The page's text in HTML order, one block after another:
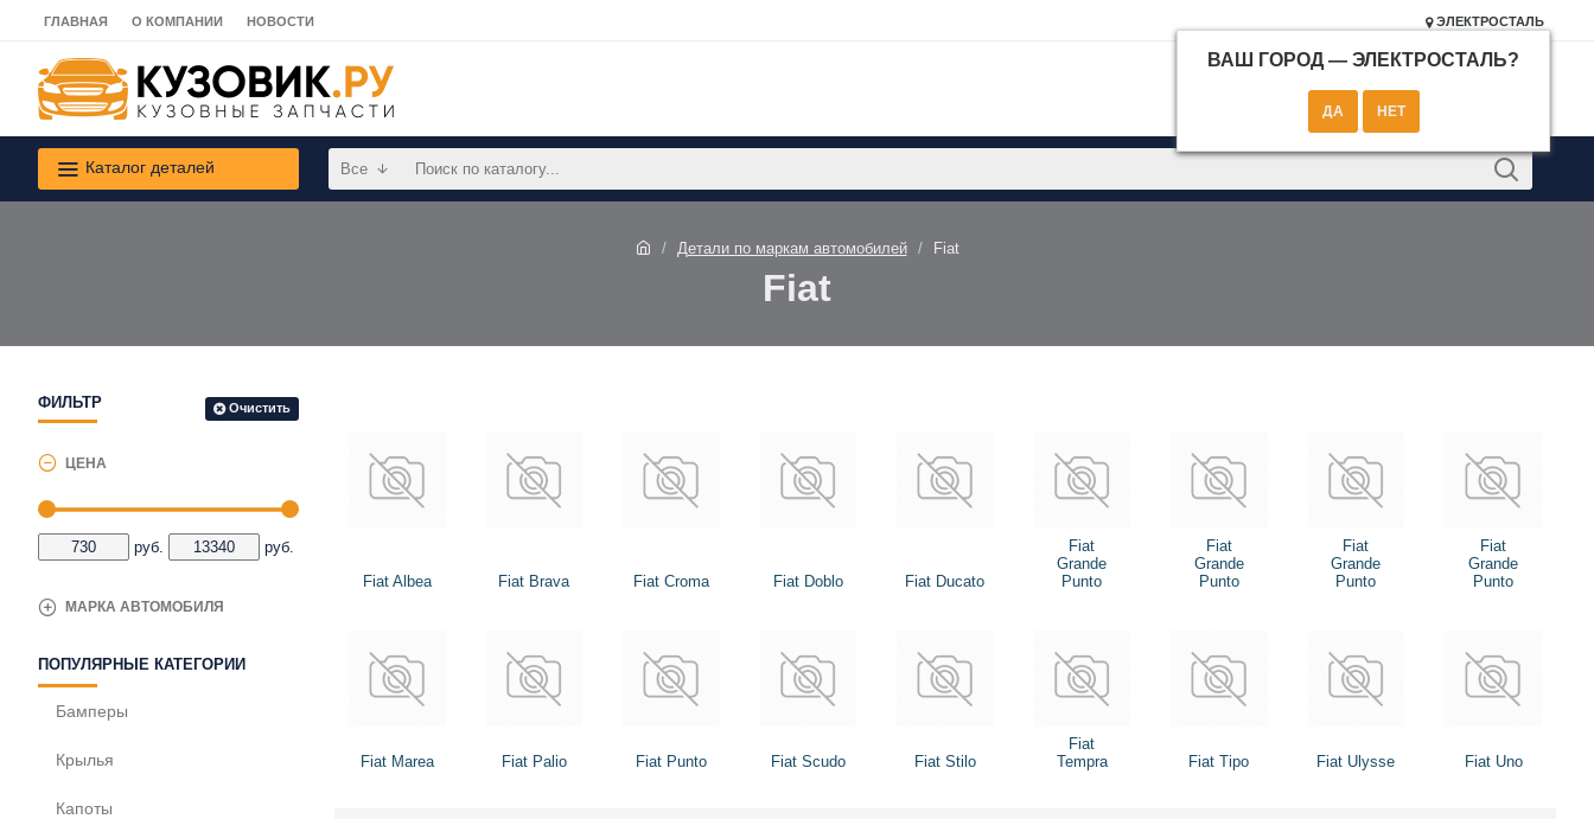
ГЛАВНАЯ О КОМПАНИИ НОВОСТИ ЭЛЕКТРОСТАЛЬ
ВАШ ГОРОД — ЭЛЕКТРОСТАЛЬ?
Каталог деталей Все
Детали по маркам автомобилей Fiat
Fiat
ФИЛЬТР Очистить
ЦЕНА
руб. руб.
МАРКА АВТОМОБИЛЯ
ПОПУЛЯРНЫЕ КАТЕГОРИИ
Бамперы
Крылья
Капоты
Fiat Albea Fiat Brava Fiat Croma Fiat Doblo Fiat Ducato
Fiat
Grande
Punto
Fiat
Grande
Punto
Fiat
Grande
Punto
Fiat
Grande
Punto
Fiat Marea Fiat Palio Fiat Punto Fiat Scudo Fiat Stilo
Fiat
Tempra
Fiat Tipo Fiat Ulysse Fiat Uno